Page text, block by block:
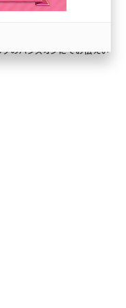
役：竹内大志 以下ジェネ
ェビナーを使った集客手法」
間でウェビナー形式のセミ
プのハンズオンにてお伝えい